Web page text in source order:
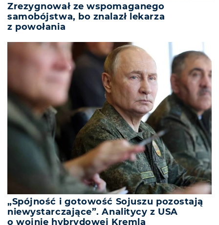
Zrezygnował ze wspomaganego
samobójstwa, bo znalazł lekarza
z powołania
„Spójność i gotowość Sojuszu pozostają
niewystarczające”. Analitycy z USA
o wojnie hybrydowej Kremla